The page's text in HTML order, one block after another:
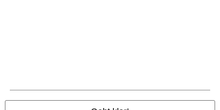
© 1986-2026 E.M.P. Merchandising HGmbH